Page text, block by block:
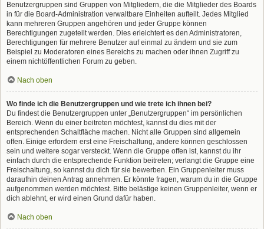
Benutzergruppen sind Gruppen von Mitgliedern, die die Mitglieder des Boards
in für die Board-Administration verwaltbare Einheiten aufteilt. Jedes Mitglied
kann mehreren Gruppen angehören und jeder Gruppe können
Berechtigungen zugeteilt werden. Dies erleichtert es den Administratoren,
Berechtigungen für mehrere Benutzer auf einmal zu ändern und sie zum
Beispiel zu Moderatoren eines Bereichs zu machen oder ihnen Zugriff zu
einem nichtöffentlichen Forum zu geben.
Nach oben
Wo finde ich die Benutzergruppen und wie trete ich ihnen bei?
Du findest die Benutzergruppen unter „Benutzergruppen“ im persönlichen
Bereich. Wenn du einer beitreten möchtest, kannst du dies mit der
entsprechenden Schaltfläche machen. Nicht alle Gruppen sind allgemein
offen. Einige erfordern erst eine Freischaltung, andere können geschlossen
sein und weitere sogar versteckt. Wenn die Gruppe offen ist, kannst du ihr
einfach durch die entsprechende Funktion beitreten; verlangt die Gruppe eine
Freischaltung, so kannst du dich für sie bewerben. Ein Gruppenleiter muss
daraufhin deinen Antrag annehmen. Er könnte fragen, warum du in die Gruppe
aufgenommen werden möchtest. Bitte belästige keinen Gruppenleiter, wenn er
dich ablehnt, er wird einen Grund dafür haben.
Nach oben